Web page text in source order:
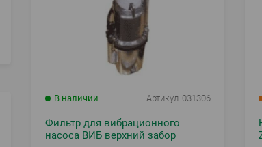
В наличии Артикул 031306
Фильтр для вибрационного
насоса ВИБ верхний забор